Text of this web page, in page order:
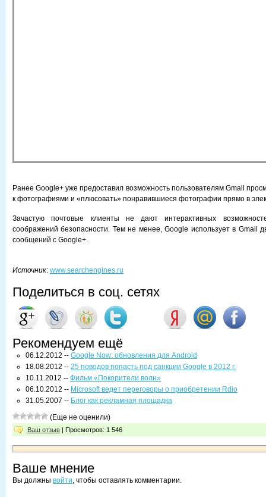
Ранее Google+ уже предоставил возможность пользователям Gmail
к фотографиями и «плюсовать» понравившиеся фотографии прямо в
Зачастую почтовые клиенты не дают интерактивных
соображений безопасности. Тем не менее, Google использует в Gmail
сообщений с Google+.
Источник: www.searchengines.ru
Поделиться в соц. сетях
Рекомендуем ещё
06.12.2012 -- Google Now: обновления для Android
18.08.2012 -- 25 поводов попасть под санкции Google в 2012 г.
10.11.2012 -- Фильм «Покорители волн»
06.10.2012 -- Microsoft ведет переговоры о приобретении Rdio
31.05.2007 -- Блог как рекламная площадка
(Еще не оценили)
Ваш отзыв | Просмотров: 1 546
Ваше мнение
Вы должны войти, чтобы оставлять комментарии.